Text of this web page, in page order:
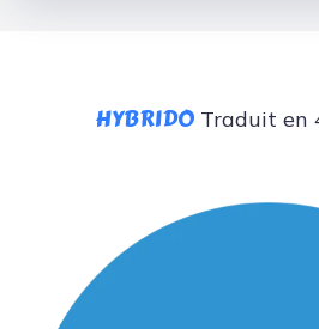
HYBRIDOTraduit en